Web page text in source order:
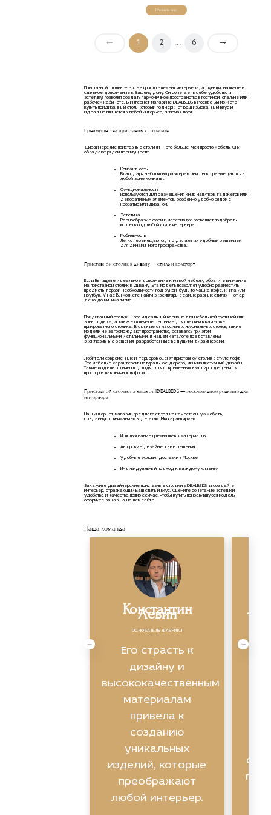
Показать еще
← 1 2 . . . 6 →
Приставной столик — это не просто элемент интерьера, а функциональное и
стильное дополнение к Вашему дому. Он сочетает в себе удобство и
эстетику, позволяя создать гармоничное пространство в гостиной, спальне или
рабочем кабинете. В интернет-магазине IDEALBEDS в Москве Вы можете
купить придиванный стол, который подчеркнет Ваш изысканный вкус и
идеально впишется в любой интерьер, включая лофт.
Преимущества приставных столиков
Дизайнерские приставные столики — это больше, чем просто мебель. Они
обладают рядом преимуществ:
Компактность
Благодаря небольшим размерам они легко размещаются в
любой зоне комнаты.
Функциональность
Используются для размещения книг, напитков, гаджетов или
декоративных элементов, особенно удобно рядом с
кроватью или диваном.
Эстетика
Разнообразие форм и материалов позволяет подобрать
модель под любой стиль интерьера.
Мобильность
Легко перемещаются, что делает их удобным решением
для динамичного пространства.
Приставной столик к дивану — стиль и комфорт
Если Вы ищете идеальное дополнение к мягкой мебели, обратите внимание
на приставной столик к дивану. Эта модель позволяет удобно разместить
предметы первой необходимости под рукой, будь то чашка кофе, книга или
ноутбук. У нас Вы можете найти экземпляры в самых разных стилях — от ар-
деко до минимализма.
Придиванный столик — это идеальный вариант для небольшой гостиной или
зоны отдыха, а также отличное решение для спальни в качестве
прикроватного столика. В отличие от массивных журнальных столов, такие
модели не загромождают пространство, оставаясь при этом
функциональными и стильными. В нашем каталоге представлены
эксклюзивные решения, разработанные ведущими дизайнерами.
Любители современных интерьеров оценят приставной столик в стиле лофт.
Это мебель с характером: натуральное дерево, минималистичный дизайн.
Такие модели отлично подходят для современных квартир, где ценится
простор и лаконичность форм.
Приставной столик на заказ от IDEALBEDS — эксклюзивное решение для
интерьера
Наш интернет-магазин предлагает только качественную мебель,
созданную с вниманием к деталям. Мы гарантируем:
Использование премиальных материалов
Авторские дизайнерские решения
Удобные условия доставки в Москве
Индивидуальный подход к каждому клиенту
Закажите дизайнерские приставные столики в IDEALBEDS, и создайте
интерьер, отражающий Ваш стиль и вкус. Оцените сочетание эстетики,
удобства и качества прямо сейчас! Чтобы купить понравившуюся модель,
оформите заказ на нашем сайте.
Наша команда
Константин
Левин
ОСНОВАТЕЛЬ ФАБРИКИ
Его страсть к
дизайну и
высококачественным
материалам
привела к
созданию
уникальных
изделий, которые
преображают
любой интерьер.